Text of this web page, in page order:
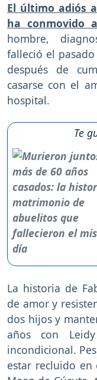
El último adiós
ha conmovido
hombre,
falleció el
después de
casarse con el
hospital.
Te
La historia de
de amor y
dos hijos y
años con
incondicional.
estar recluido en